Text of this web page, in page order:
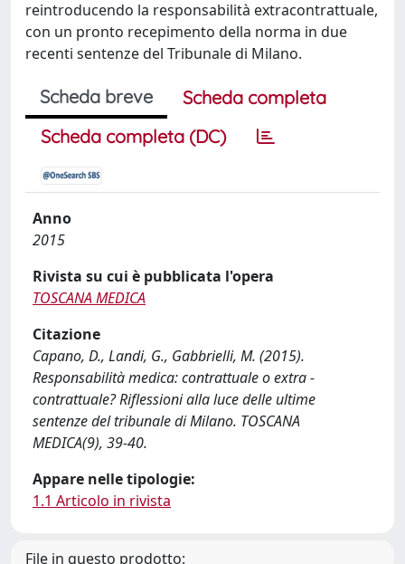
reintroducendo la responsabilità extracontrattuale,
con un pronto recepimento della norma in due
recenti sentenze del Tribunale di Milano.
Scheda breve
Scheda completa
Scheda completa (DC)
Anno
2015
Rivista su cui è pubblicata l'opera
TOSCANA MEDICA
Citazione
Capano, D., Landi, G., Gabbrielli, M. (2015).
Responsabilità medica: contrattuale o extra -
contrattuale? Riflessioni alla luce delle ultime
sentenze del tribunale di Milano. TOSCANA
MEDICA(9), 39-40.
Appare nelle tipologie:
1.1 Articolo in rivista
File in questo prodotto: